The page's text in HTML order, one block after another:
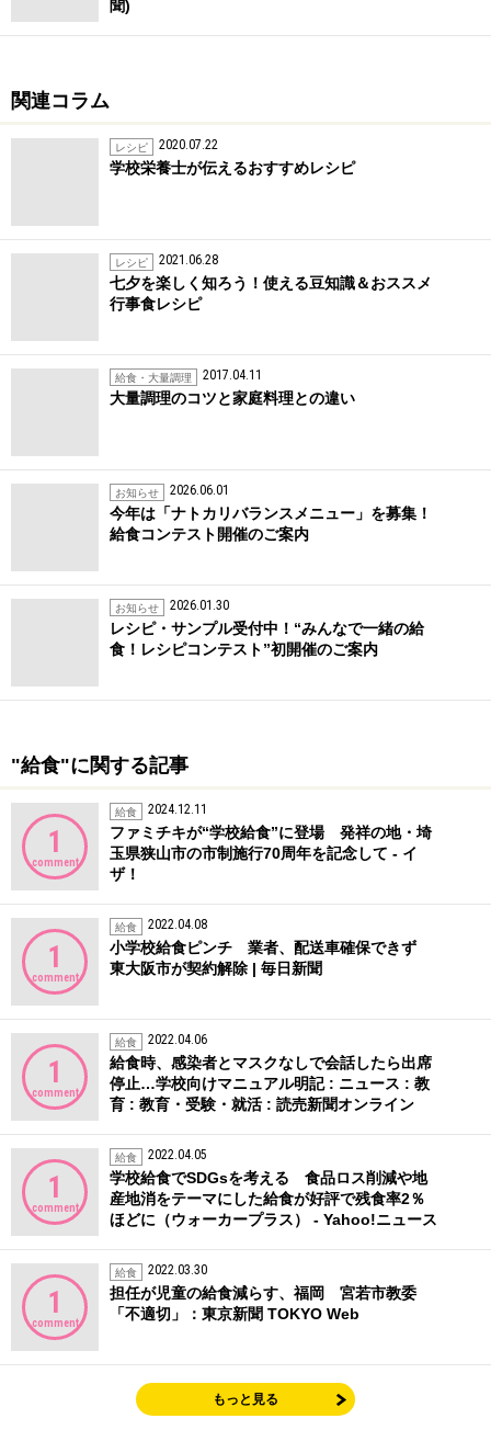
聞)
関連コラム
レシピ 2020.07.22
学校栄養士が伝えるおすすめレシピ
レシピ 2021.06.28
七夕を楽しく知ろう！使える豆知識＆おススメ
行事食レシピ
給食・大量調理 2017.04.11
大量調理のコツと家庭料理との違い
お知らせ 2026.06.01
今年は「ナトカリバランスメニュー」を募集！
給食コンテスト開催のご案内
お知らせ 2026.01.30
レシピ・サンプル受付中！“みんなで一緒の給
食！レシピコンテスト”初開催のご案内
"給食"に関する記事
1
comment
給食 2024.12.11
ファミチキが“学校給食”に登場 発祥の地・埼
玉県狭山市の市制施行70周年を記念して - イ
ザ！
1
comment
給食 2022.04.08
小学校給食ピンチ 業者、配送車確保できず
東大阪市が契約解除 | 毎日新聞
1
comment
給食 2022.04.06
給食時、感染者とマスクなしで会話したら出席
停止…学校向けマニュアル明記 : ニュース : 教
育 : 教育・受験・就活 : 読売新聞オンライン
1
comment
給食 2022.04.05
学校給食でSDGsを考える 食品ロス削減や地
産地消をテーマにした給食が好評で残食率2％
ほどに（ウォーカープラス） - Yahoo!ニュース
1
comment
給食 2022.03.30
担任が児童の給食減らす、福岡 宮若市教委
「不適切」：東京新聞 TOKYO Web
もっと見る